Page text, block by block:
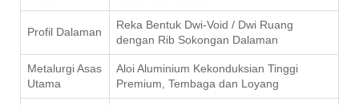
Profil Dalaman
Reka Bentuk Dwi-Void / Dwi Ruang
dengan Rib Sokongan Dalaman
Metalurgi Asas
Utama
Aloi Aluminium Kekonduksian Tinggi
Premium, Tembaga dan Loyang